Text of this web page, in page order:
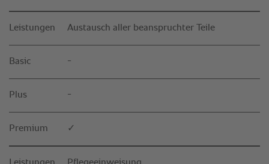
Leistungen Austausch aller beanspruchter Teile
Basic -
Plus -
Premium ✓